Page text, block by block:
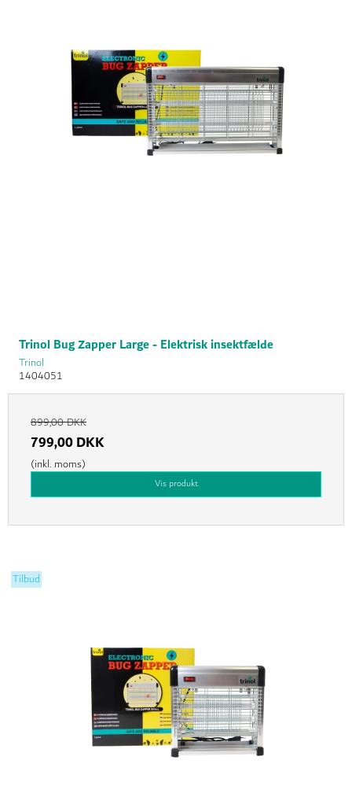
Trinol Bug Zapper Large - Elektrisk insektfælde
Trinol
1404051
899,00 DKK
799,00 DKK
(inkl. moms)
Vis produkt
Tilbud